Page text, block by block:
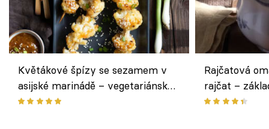
Květákové špízy se sezamem v
asijské marinádě – vegetariánská
chuťovka z grilu
Rajčatová
rajčat –